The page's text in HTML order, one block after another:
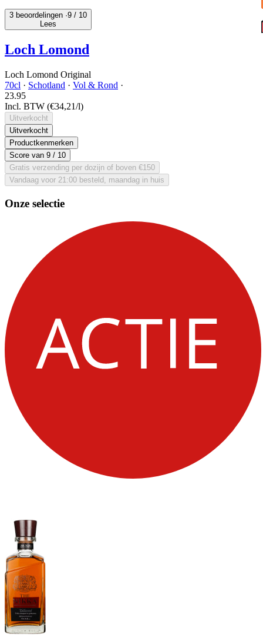
3 beoordelingen ·9 / 10
Lees
Loch Lomond
Loch Lomond Original
70cl · Schotland · Vol & Rond ·
23.95
Incl. BTW (€34,21/l)
Uitverkocht
Uitverkocht
Productkenmerken
Score van 9 / 10
Gratis verzending per dozijn of boven €150
Vandaag voor 21:00 besteld, maandag in huis
Onze selectie